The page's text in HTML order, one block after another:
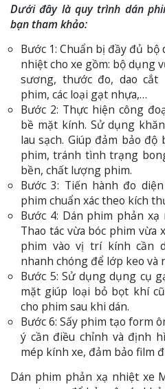
Dưới đây là quy trình dán
bạn tham khảo:
Bước 1: Chuẩn bị đầy đủ
nhiệt cho xe gồm: bộ dụng
sương, thước đo, dao cắt
phim, các loại gạt nhựa,…
Bước 2: Thực hiện công
bề mặt kính. Sử dụng
lau sạch. Giúp đảm bảo
phim, tránh tình trạng
bền, chất lượng phim.
Bước 3: Tiến hành đo
phim chuẩn xác theo kích
Bước 4: Dán phim phản xạ
Thao tác vừa bóc phim
phim vào vị trí kính cần
nhanh chóng để lớp keo và
Bước 5: Sử dụng dụng cụ
mặt giúp loại bỏ bọt khí
cho phim sau khi dán.
Bước 6: Sấy phim tạo form
ý cần điều chỉnh và định
mép kính xe, đảm bảo film
Dán phim phản xạ nhiệt xe